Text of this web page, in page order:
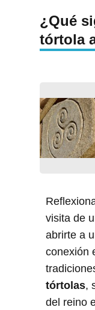
¿Qué
tórtola
visita de
abrirte a
conexión
tórtolas,
del reino